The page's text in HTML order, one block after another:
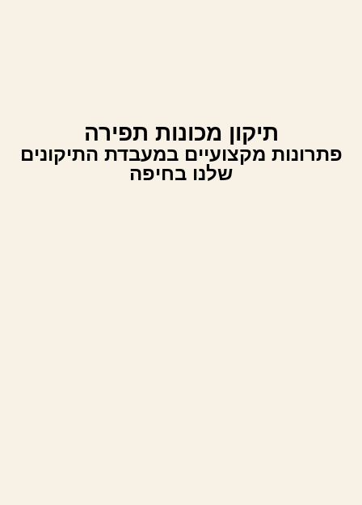
תיקון מכונות תפירה
פתרונות מקצועיים במעבדת התיקונים
שלנו בחיפה